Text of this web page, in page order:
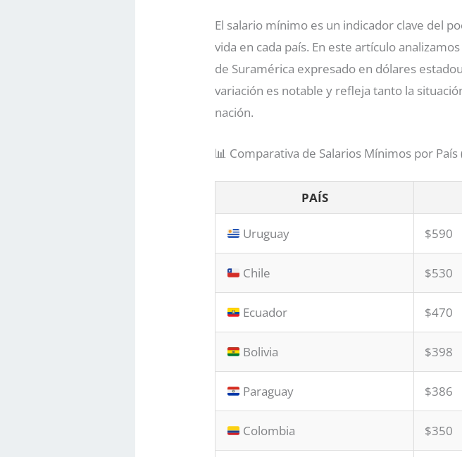
El salario mínimo es un indicador clave del
vida en cada país. En este artículo
de Suramérica expresado en dólares
variación es notable y refleja tanto la
nación.
📊 Comparativa de Salarios Mínimos por País
PAÍS
Uruguay $590
Chile $530
Ecuador $470
Bolivia $398
Paraguay $386
Colombia $350